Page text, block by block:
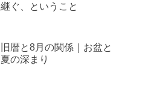
継ぐ、ということ
旧暦と8月の関係｜お盆と
夏の深まり